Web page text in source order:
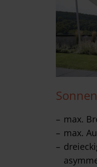
max.
max.